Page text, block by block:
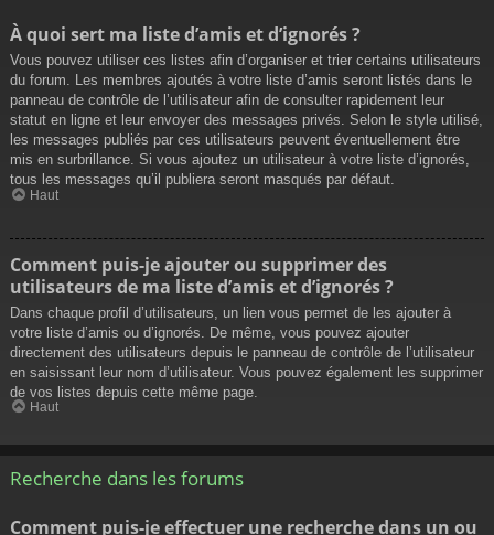
À quoi sert ma liste d’amis et d’ignorés ?
Vous pouvez utiliser ces listes afin d’organiser et trier certains utilisateurs
du forum. Les membres ajoutés à votre liste d’amis seront listés dans le
panneau de contrôle de l’utilisateur afin de consulter rapidement leur
statut en ligne et leur envoyer des messages privés. Selon le style utilisé,
les messages publiés par ces utilisateurs peuvent éventuellement être
mis en surbrillance. Si vous ajoutez un utilisateur à votre liste d’ignorés,
tous les messages qu’il publiera seront masqués par défaut.
Haut
Comment puis-je ajouter ou supprimer des
utilisateurs de ma liste d’amis et d’ignorés ?
Dans chaque profil d’utilisateurs, un lien vous permet de les ajouter à
votre liste d’amis ou d’ignorés. De même, vous pouvez ajouter
directement des utilisateurs depuis le panneau de contrôle de l’utilisateur
en saisissant leur nom d’utilisateur. Vous pouvez également les supprimer
de vos listes depuis cette même page.
Haut
Recherche dans les forums
Comment puis-je effectuer une recherche dans un ou